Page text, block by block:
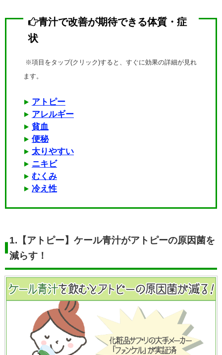
青汁で改善が期待できる体質・症
状
※項目をタップ(クリック)すると、すぐに効果の詳細が見れ
ます。
アトピー
アレルギー
貧血
便秘
太りやすい
ニキビ
むくみ
冷え性
1. 【アトピー】ケール青汁がアトピーの原因菌を
減らす！